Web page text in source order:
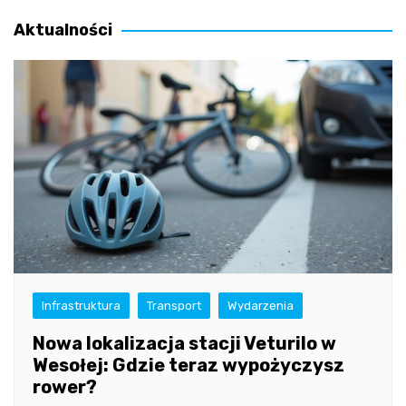
Aktualności
Infrastruktura Transport Wydarzenia
Nowa lokalizacja stacji Veturilo w
Wesołej: Gdzie teraz wypożyczysz
rower?